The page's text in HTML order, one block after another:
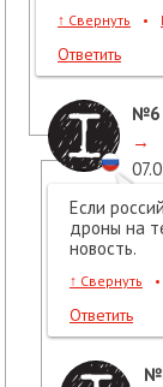
↑ Свернуть •
Ответить
№6
→
Если
дроны на
новость.
↑ Свернуть •
Ответить